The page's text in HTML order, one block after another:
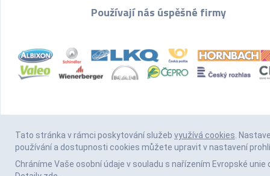
Používají nás úspěšné firmy
Tato stránka v rámci poskytování služeb využívá cookies.
používání a dostupnosti cookies můžete upravit v nastavení
Chráníme Vaše osobní údaje v souladu s nařízením Evropské unie